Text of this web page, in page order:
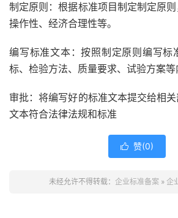
制定原则：根据标准项目制定制定原
操作性、经济合理性等。
编写标准文本：按照制定原则编写标
标、检验方法、质量要求、试验方案等
审批：将编写好的标准文本提交给相
文本符合法律法规和标准
 赞(0)
未经允许不得转载： 企业标准备案 » 企